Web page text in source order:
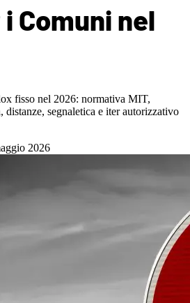
Comuni nel
fisso nel 2026: normativa MIT,
segnaletica e iter autorizzativo
2026